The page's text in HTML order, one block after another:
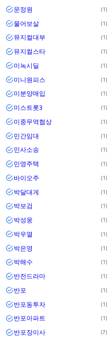
문정원 1
물어보살 1
뮤지컬대부 1
뮤지컬스타 1
미녹시딜 1
미니원피스 1
미분양매입 1
미스트롯3 1
미중무역협상 1
민간임대 1
민사소송 1
민영주택 1
바이오주 1
박달대게 1
박보검 1
박성웅 1
박우열 1
박은영 1
박해수 1
반전드라마 1
반포 1
반포동투자 1
반포아파트 1
반포장이사 7